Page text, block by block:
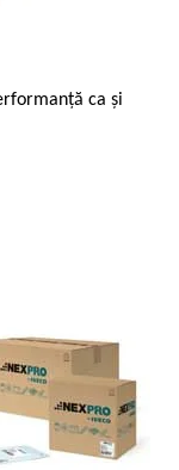
ca şi